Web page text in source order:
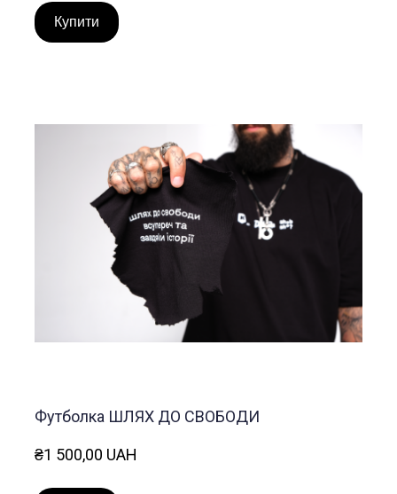
Купити
Футболка ШЛЯХ ДО СВОБОДИ
₴1 500,00 UAH